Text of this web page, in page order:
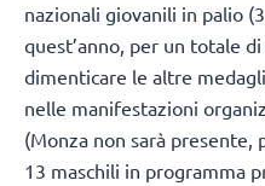
nazionali giovanili in palio
quest’anno, per un totale
dimenticare le altre
nelle manifestazioni
(Monza non sarà
13 maschili in programma